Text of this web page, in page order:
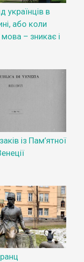
українців в
або коли
– зникає і
із Пам’ятної